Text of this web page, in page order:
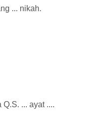
... nikah.
... ayat ....